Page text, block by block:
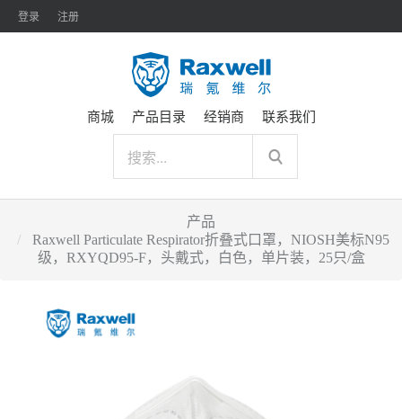
登录 注册
商城 产品目录 经销商 联系我们
产品
Raxwell Particulate Respirator折叠式口罩，NIOSH美标N95
级，RXYQD95-F，头戴式，白色，单片装，25只/盒